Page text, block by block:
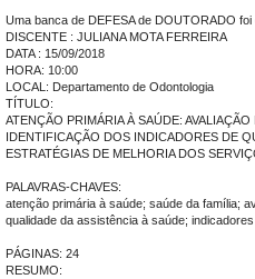
Uma banca de DEFESA de DOUTORADO
DISCENTE : JULIANA MOTA FERREIRA
DATA : 15/09/2018
HORA: 10:00
LOCAL: Departamento de Odontologia
TÍTULO:
ATENÇÃO PRIMÁRIA À SAÚDE:
IDENTIFICAÇÃO DOS INDICADORES DE
ESTRATÉGIAS DE MELHORIA DOS
PALAVRAS-CHAVES:
atenção primária à saúde; saúde da família;
qualidade da assistência à saúde;
PÁGINAS: 24
RESUMO: